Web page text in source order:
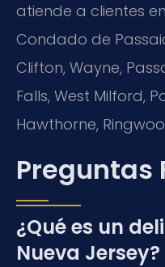
atiende a clientes
Condado de
Clifton, Wayne,
Falls, West Milford,
Hawthorne,
Preguntas
¿Qué es un
Nueva Jersey?